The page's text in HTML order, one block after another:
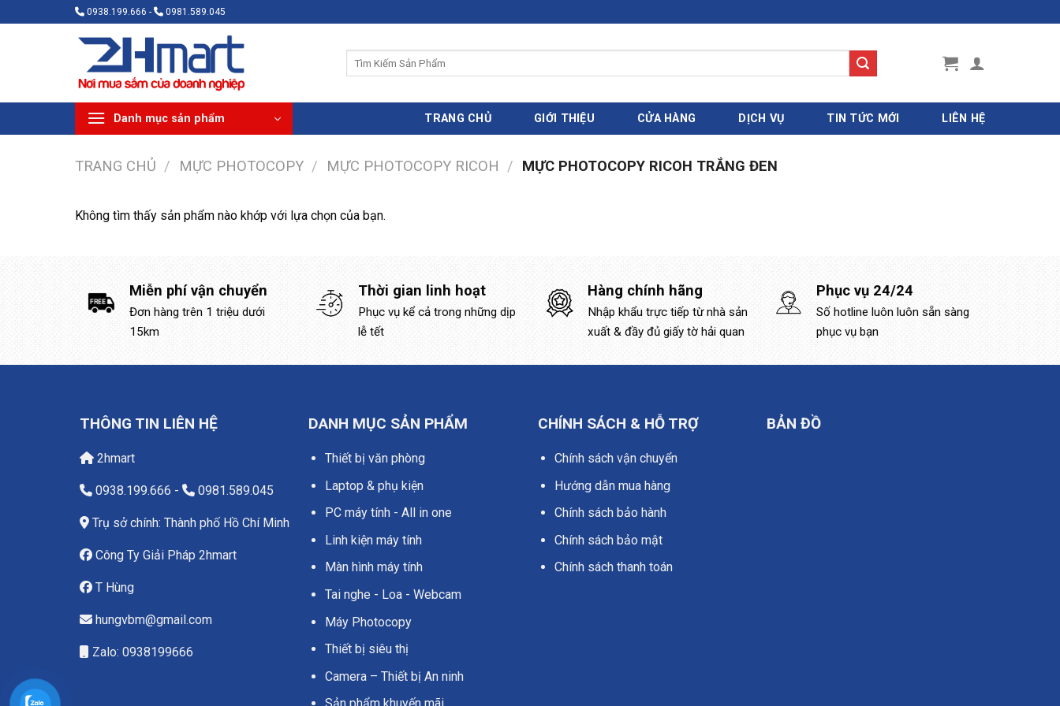
qua
0938.199.666 - 0981.589.045
Danh mục sản phẩm TRANG CHỦ GIỚI THIỆU CỬA HÀNG DỊCH VỤ TIN TỨC MỚI LIÊN HỆ
TRANG CHỦ / MỰC PHOTOCOPY / MỰC PHOTOCOPY RICOH / MỰC PHOTOCOPY RICOH TRẮNG ĐEN
Không tìm thấy sản phẩm nào khớp với lựa chọn của bạn.
Miễn phí vận chuyển
Đơn hàng trên 1 triệu dưới
15km
Thời gian linh hoạt
Phục vụ kể cả trong những dịp
lễ tết
Hàng chính hãng
Nhập khẩu trực tiếp từ nhà sản
xuất & đầy đủ giấy tờ hải quan
Phục vụ 24/24
Số hotline luôn luôn sẵn sàng
phục vụ bạn
THÔNG TIN LIÊN HỆ
2hmart
0938.199.666 - 0981.589.045
Trụ sở chính: Thành phố Hồ Chí Minh
Công Ty Giải Pháp 2hmart
T Hùng
hungvbm@gmail.com
Zalo: 0938199666
DANH MỤC SẢN PHẨM
Thiết bị văn phòng
Laptop & phụ kiện
PC máy tính - All in one
Linh kiện máy tính
Màn hình máy tính
Tai nghe - Loa - Webcam
Máy Photocopy
Thiết bị siêu thị
Camera – Thiết bị An ninh
CHÍNH SÁCH & HỖ TRỢ
Chính sách vận chuyển
Hướng dẫn mua hàng
Chính sách bảo hành
Chính sách bảo mật
Chính sách thanh toán
BẢN ĐỒ